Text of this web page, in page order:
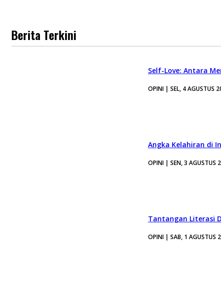
Berita Terkini
Self-Love: Antara
OPINI | SEL, 4 AGUSTUS
Angka Kelahiran di
OPINI | SEN, 3 AGUSTUS
Tantangan Literasi
OPINI | SAB, 1 AGUSTUS